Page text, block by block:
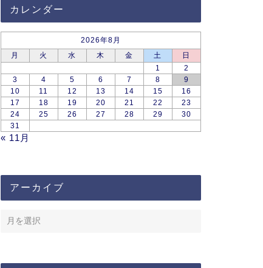
カレンダー
2026年8月
月
火 水 木 金 土
日
1
2
3
4 5 6 7 8
9
10
11 12 13 14 15
16
17
18 19 20 21 22
23
24
25 26 27 28 29
30
31
« 11月
アーカイブ